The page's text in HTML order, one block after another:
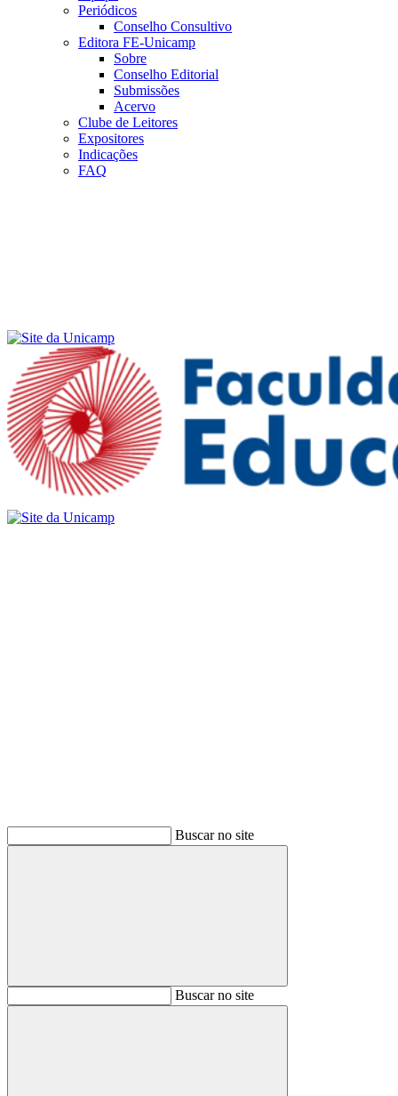
Periódicos
Conselho Consultivo
Editora FE-Unicamp
Sobre
Conselho Editorial
Submissões
Acervo
Clube de Leitores
Expositores
Indicações
FAQ
Buscar no site
BuscarBuscar no site